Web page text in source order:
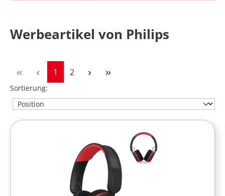
Werbeartikel von Philips
Seite
1 Seite
2
Sortierung: